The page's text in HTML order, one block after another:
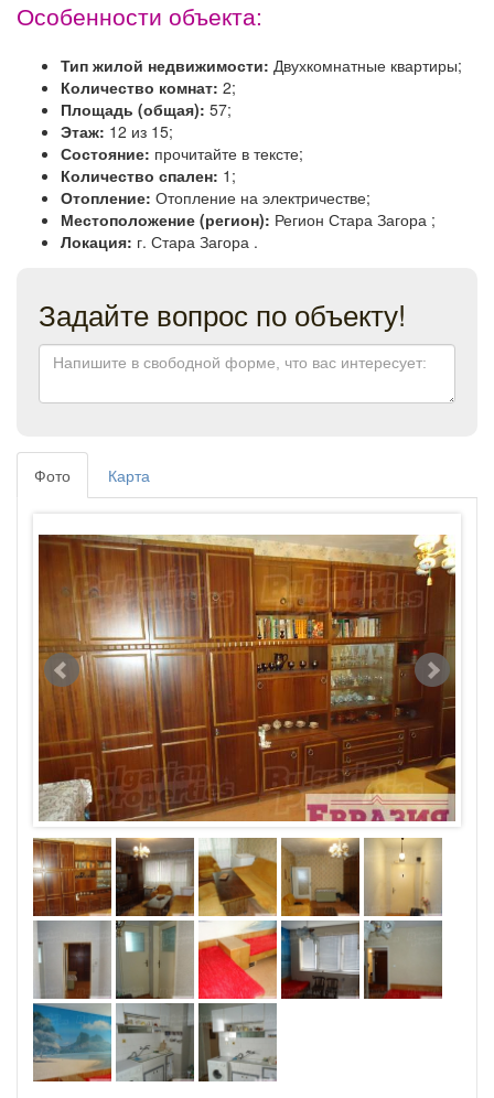
Особенности объекта:
Тип жилой недвижимости: Двухкомнатные квартиры;
Количество комнат: 2;
Площадь (общая): 57;
Этаж: 12 из 15;
Состояние: прочитайте в тексте;
Количество спален: 1;
Отопление: Отопление на электричестве;
Местоположение (регион): Регион Стара Загора ;
Локация: г. Стара Загора .
Задайте вопрос по объекту!
Фото Карта